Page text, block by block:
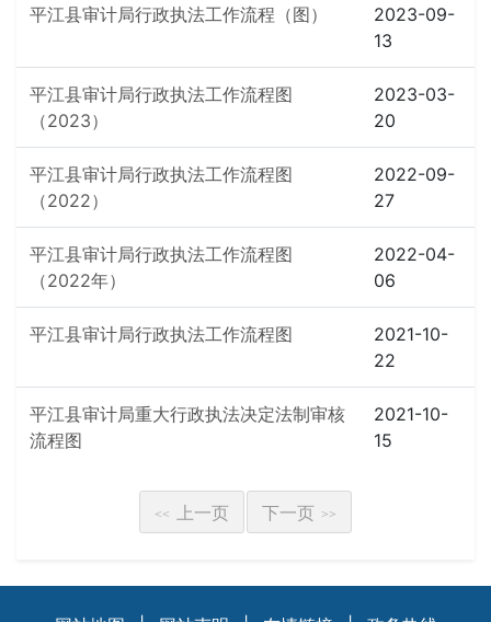
平江县审计局行政执法工作流程（图）
2023-09-
13
平江县审计局行政执法工作流程图
（2023）
2023-03-
20
平江县审计局行政执法工作流程图
（2022）
2022-09-
27
平江县审计局行政执法工作流程图
（2022年）
2022-04-
06
平江县审计局行政执法工作流程图
2021-10-
22
平江县审计局重大行政执法决定法制审核
流程图
2021-10-
15
<< 上一页 下一页 >>